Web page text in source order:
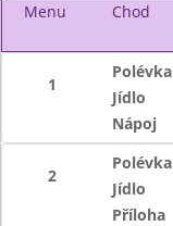
Menu
Chod
1
Polévka
Jídlo
Nápoj
2
Polévka
Jídlo
Příloha